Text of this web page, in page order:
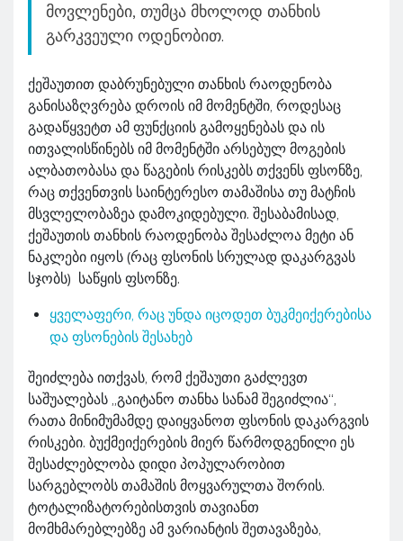
მოვლენები, თუმცა მხოლოდ თანხის
გარკვეული ოდენობით.
ქეშაუთით დაბრუნებული თანხის რაოდენობა
განისაზღვრება დროის იმ მომენტში, როდესაც
გადაწყვეტთ ამ ფუნქციის გამოყენებას და ის
ითვალისწინებს იმ მომენტში არსებულ მოგების
ალბათობასა და წაგების რისკებს თქვენს ფსონზე,
რაც თქვენთვის საინტერესო თამაშისა თუ მატჩის
მსვლელობაზეა დამოკიდებული. შესაბამისად,
ქეშაუთის თანხის რაოდენობა შესაძლოა მეტი ან
ნაკლები იყოს (რაც ფსონის სრულად დაკარგვას
სჯობს) საწყის ფსონზე.
ყველაფერი, რაც უნდა იცოდეთ ბუკმეიქერებისა
და ფსონების შესახებ
შეიძლება ითქვას, რომ ქეშაუთი გაძლევთ
საშუალებას „გაიტანო თანხა სანამ შეგიძლია“,
რათა მინიმუმამდე დაიყვანოთ ფსონის დაკარგვის
რისკები. ბუქმეიქერების მიერ წარმოდგენილი ეს
შესაძლებლობა დიდი პოპულარობით
სარგებლობს თამაშის მოყვარულთა შორის.
ტოტალიზატორებისთვის თავიანთ
მომხმარებლებზე ამ ვარიანტის შეთავაზება,